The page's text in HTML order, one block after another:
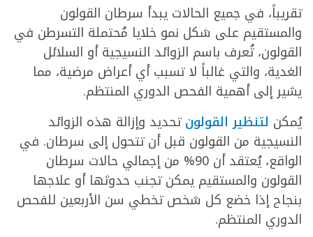
تقريباً، في جميع الحالات يبدأ سرطان القولون
والمستقيم على شكل نمو خلايا مُحتملة التسرطن في
القولون، تُعرف باسم الزوائد النسيجية أو السلائل
الغدية، والتي غالباً لا تسبب أي أعراض مرضية، مما
يشير إلى أهمية الفحص الدوري المنتظم.
يُمكن لتنظير القولونتحديد وإزالة هذه الزوائد
النسيجية من القولون قبل أن تتحول إلى سرطان. في
الواقع، يُعتقد أن 90% من إجمالي حالات سرطان
القولون والمستقيم يمكن تجنب حدوثها أو علاجها
بنجاح إذا خضع كل شخص تخطي سن الأربعين للفحص
الدوري المنتظم.